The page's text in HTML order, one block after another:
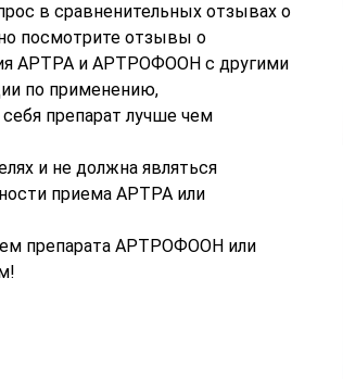
в сравненительных отзывах о
посмотрите отзывы о
АРТРА и АРТРОФООН с другими
по применению,
препарат лучше чем
и не должна являться
приема АРТРА или
препарата АРТРОФООН или